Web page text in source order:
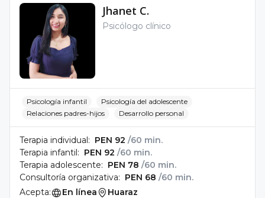
Jhanet C.
Psicólogo clínico
Psicología infantil
Psicología del adolescente
Relaciones padres-hijos
Desarrollo personal
Terapia individual: PEN 92 /60 min.
Terapia infantil: PEN 92 /60 min.
Terapia adolescente: PEN 78 /60 min.
Consultoría organizativa: PEN 68 /60 min.
Acepta:
En línea Huaraz